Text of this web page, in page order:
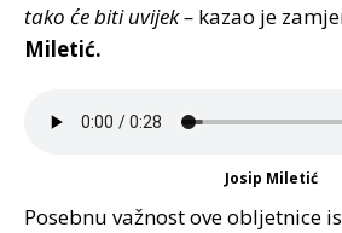
tako će biti uvijek – kazao je
Miletić.
Josip Miletić
Posebnu važnost ove obljetnice